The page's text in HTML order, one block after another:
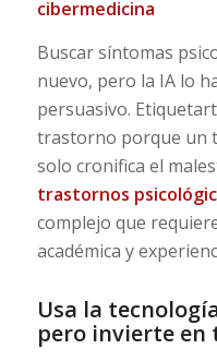
cibermedicina
Buscar síntomas
nuevo, pero la IA lo
persuasivo.
trastorno porque un
solo cronifica el
trastornos
complejo que
académica y
Usa la
pero invierte en